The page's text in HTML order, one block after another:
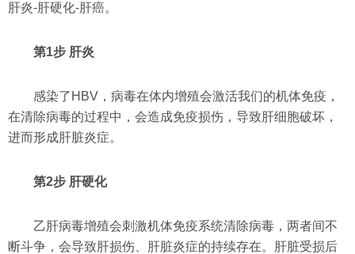
肝炎-肝硬化-肝癌。
第1步 肝炎
感染了HBV，病毒在体内增殖会激活我们的机体免疫，
在清除病毒的过程中，会造成免疫损伤，导致肝细胞破坏，
进而形成肝脏炎症。
第2步 肝硬化
乙肝病毒增殖会刺激机体免疫系统清除病毒，两者间不
断斗争，会导致肝损伤、肝脏炎症的持续存在。肝脏受损后